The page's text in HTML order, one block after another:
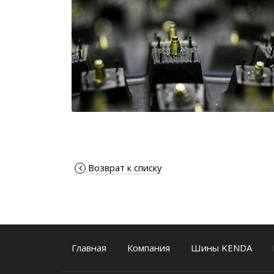
Возврат к списку
Главная Компания Шины KENDA